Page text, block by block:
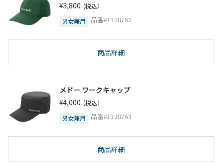
¥3,800 (税込）
男女兼用
品番#1128762
商品詳細
メドー ワークキャップ
¥4,000 (税込）
男女兼用
品番#1128763
商品詳細